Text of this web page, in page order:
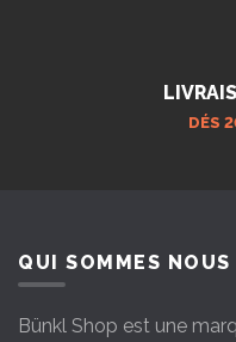
DÉS
QUI SOMMES NOUS
Bünkl Shop est une